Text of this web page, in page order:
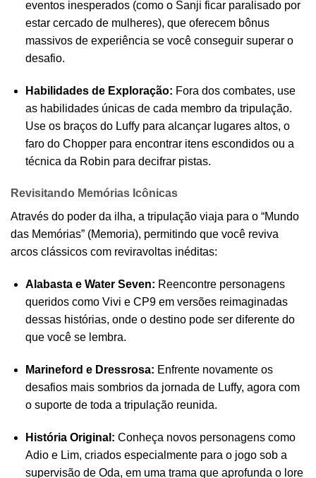
eventos inesperados (como o Sanji ficar paralisado por
estar cercado de mulheres), que oferecem bônus
massivos de experiência se você conseguir superar o
desafio.
Habilidades de Exploração: Fora dos combates, use
as habilidades únicas de cada membro da tripulação.
Use os braços do Luffy para alcançar lugares altos, o
faro do Chopper para encontrar itens escondidos ou a
técnica da Robin para decifrar pistas.
Revisitando Memórias Icônicas
Através do poder da ilha, a tripulação viaja para o “Mundo
das Memórias” (Memoria), permitindo que você reviva
arcos clássicos com reviravoltas inéditas:
Alabasta e Water Seven: Reencontre personagens
queridos como Vivi e CP9 em versões reimaginadas
dessas histórias, onde o destino pode ser diferente do
que você se lembra.
Marineford e Dressrosa: Enfrente novamente os
desafios mais sombrios da jornada de Luffy, agora com
o suporte de toda a tripulação reunida.
História Original: Conheça novos personagens como
Adio e Lim, criados especialmente para o jogo sob a
supervisão de Oda, em uma trama que aprofunda o lore